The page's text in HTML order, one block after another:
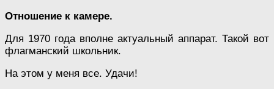
Отношение к камере.
Для 1970 года вполне актуальный аппарат. Такой вот
флагманский школьник.
На этом у меня все. Удачи!